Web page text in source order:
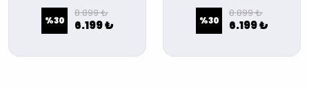
%30
8.899 ₺
6.199 ₺ %30
8.899 ₺
6.199 ₺